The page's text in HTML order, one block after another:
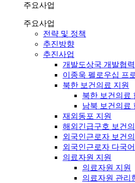
주요사업
주요사업
전략 및 정책
추진방향
추진사업
개발도상국 개발협력
이종욱 펠로우십 프
북한 보건의료 지원
북한 보건의료
남북 보건의료
재외동포 지원
해외긴급구호 보건
외국인근로자 보건
외국인근로자 다국
의료자원 지원
의료자원 지원
의료자원 관리